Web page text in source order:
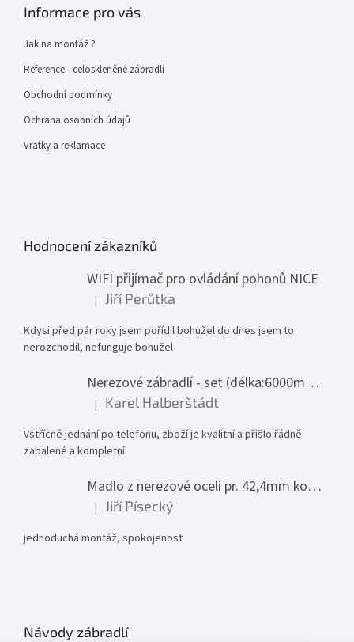
Informace pro vás
Jak na montáž ?
Reference - celoskleněné zábradlí
Obchodní podmínky
Ochrana osobních údajů
Vratky a reklamace
Hodnocení zákazníků
WIFI přijímač pro ovládání pohonů NICE
Hodnocení produktu je 1 z 5 hvězdiček.
| Jiří Perůtka
Kdysi před pár roky jsem pořídil bohužel do dnes jsem to
nerozchodil, nefunguje bohužel
Nerezové zábradlí - set (délka:6000mm x výška:1000mm)
Hodnocení produktu je 5 z 5 hvězdiček.
| Karel Halberštádt
Vstřícné jednání po telefonu, zboží je kvalitní a přišlo řádně
zabalené a kompletní.
Madlo z nerezové oceli pr. 42,4mm komplet - model 0116 - 3000mm
Hodnocení produktu je 5 z 5 hvězdiček.
| Jiří Písecký
jednoduchá montáž, spokojenost
Návody zábradlí